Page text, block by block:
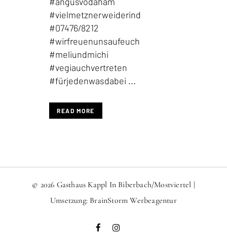
#vielmetznerweiderind
#07476/8212
#wirfreuenunsaufeuch
#meliundmichi
#vegiauchvertreten
#fürjedenwasdabei ...
READ MORE
© 2026 Gasthaus Kappl In Biberbach/Mostviertel |
Umsetzung: BrainStorm Werbeagentur